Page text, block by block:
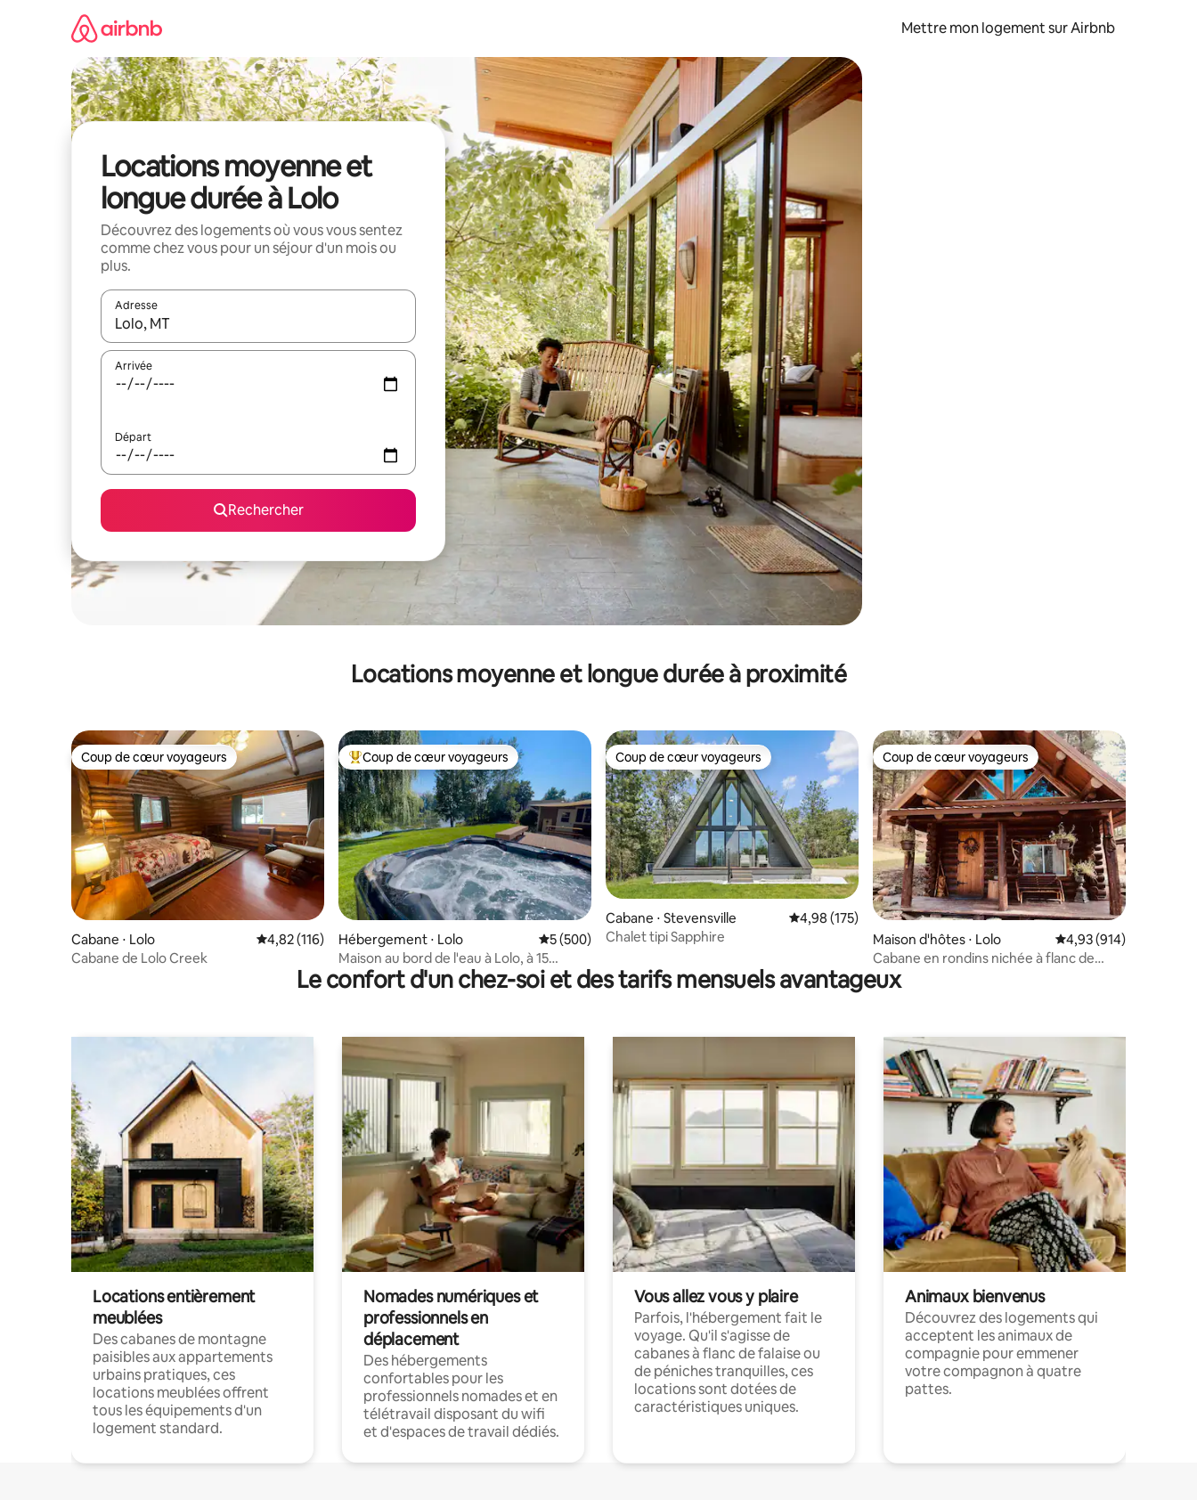
Mettre mon logement sur Airbnb
Locations moyenne et
longue durée à Lolo
Découvrez des logements où vous vous sentez
comme chez vous pour un séjour d'un mois ou
plus.
Adresse
Lorsque les résultats s'affichent, utilisez les flèches vers le haut et vers le bas pour les parcourir ou en appuyant et en faisant glisser.
Arrivée
Départ
Rechercher
Locations moyenne et longue durée à proximité
Coup de cœur voyageurs
Coup de cœur voyageurs
Cabane ⋅ Lolo Évaluation moyenne sur la base de 116 commentaires : 4,82 sur 5
4,82 (116)
Cabane de Lolo Creek
Coups de cœur voyageurs les plus appréciés
Coup de cœur voyageurs
Hébergement ⋅ Lolo Évaluation moyenne sur la base de 500 commentaires : 5 sur 5
5 (500)
Maison au bord de l'eau à Lolo, à 15
minutes de Missoula
Coup de cœur voyageurs
Coup de cœur voyageurs
Cabane ⋅ Stevensville Évaluation moyenne sur la base de 175 commentaires : 4,98 sur 5
4,98 (175)
Chalet tipi Sapphire
Coup de cœur voyageurs
Coup de cœur voyageurs
Maison d'hôtes ⋅ Lolo Évaluation moyenne
4,93 (914)
Cabane en rondins nichée à flanc de
montagne
Le confort d'un chez-soi et des tarifs mensuels avantageux
Locations entièrement
meublées
Des cabanes de montagne
paisibles aux appartements
urbains pratiques, ces
locations meublées offrent
tous les équipements d'un
logement standard.
Nomades numériques et
professionnels en
déplacement
Des hébergements
confortables pour les
professionnels nomades et en
télétravail disposant du wifi
et d'espaces de travail dédiés.
Vous allez vous y plaire
Parfois, l'hébergement fait le
voyage. Qu'il s'agisse de
cabanes à flanc de falaise ou
de péniches tranquilles, ces
locations sont dotées de
caractéristiques uniques.
Animaux bienvenus
Découvrez des logements qui
acceptent les animaux de
compagnie pour emmener
votre compagnon à quatre
pattes.